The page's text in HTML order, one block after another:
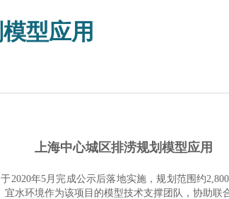
型应用
上海中心城区排涝规划模型应用
2020年5月完成公示后落地实施，规划范围约2,800
水环境作为该项目的模型技术支撑团队，协助